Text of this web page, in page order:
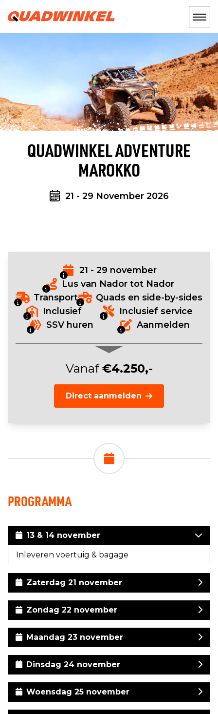
QUADWINKEL ADVENTURE
MAROKKO
21 - 29 November 2026
21 - 29 november
Lus van Nador tot Nador
Transport
Quads en side-by-sides
Inclusief
Inclusief service
SSV huren
Aanmelden
Vanaf €4.250,-
Direct aanmelden
PROGRAMMA
13 & 14 november
Inleveren voertuig & bagage
Zaterdag 21 november
Zondag 22 november
Maandag 23 november
Dinsdag 24 november
Woensdag 25 november